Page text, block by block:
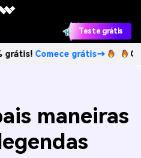
Teste grátis
grátis→ Crie
maneiras